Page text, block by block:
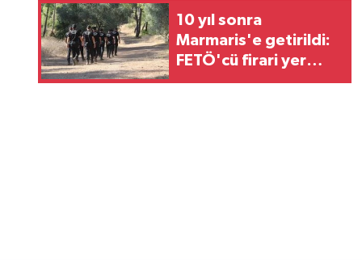
10 yıl sonra
Marmaris'e getirildi:
FETÖ'cü firari yer
gösterdi